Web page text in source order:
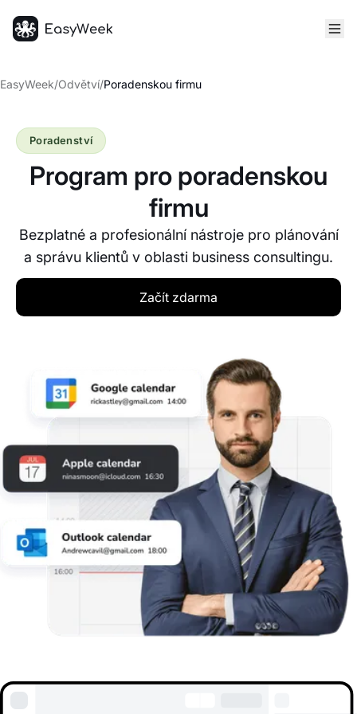
EasyWeek/Odvětví/Poradenskou firmu
Program pro poradenskou
firmu
Bezplatné a profesionální nástroje pro plánování
a správu klientů v oblasti business consultingu.
Poradenství
Začít zdarma